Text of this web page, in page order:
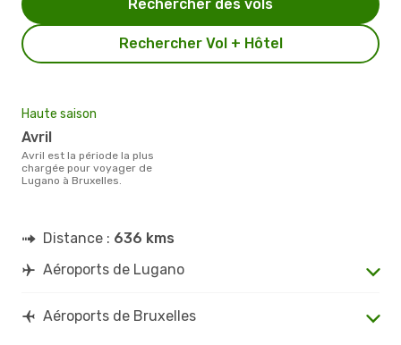
Rechercher Vol + Hôtel
Rechercher des vols
Haute saison
avril
avril est la période la plus
chargée pour voyager de
Lugano à Bruxelles.
Distance : 636 kms
Aéroports de Lugano
Aéroports de Bruxelles